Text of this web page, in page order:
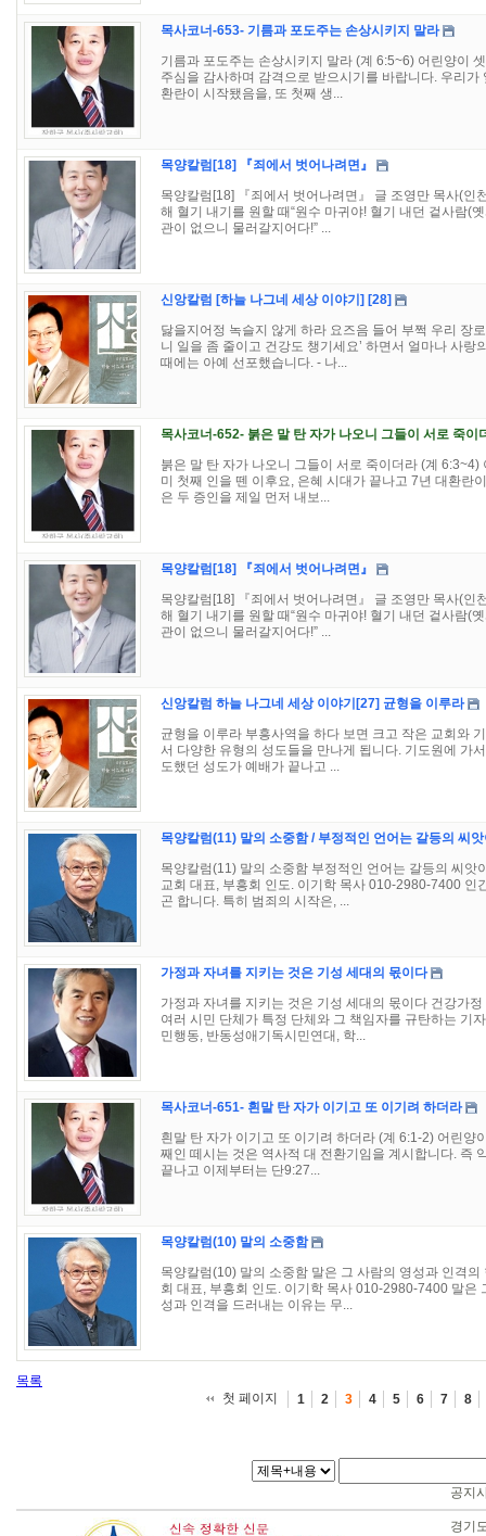
목사코너-653- 기름과 포도주는 손상시키지 말라
기름과 포도주는 손상시키지 말라 (계 6:5~6) 어린양이
주심을 감사하며 감격으로 받으시기를 바랍니다. 우리
환란이 시작됐음을, 또 첫째 생...
목양칼럼[18] 『죄에서 벗어나려면』
목양칼럼[18] 『죄에서 벗어나려면』 글 조영만 목사(
해 혈기 내기를 원할 때“원수 마귀야! 혈기 내던 겉사람(
관이 없으니 물러갈지어다!” ...
신앙칼럼 [하늘 나그네 세상 이야기] [28]
닳을지어정 녹슬지 않게 하라 요즈음 들어 부쩍 우리 장
니 일을 좀 줄이고 건강도 챙기세요’ 하면서 얼마나 사
때에는 아예 선포했습니다. - 나...
목사코너-652- 붉은 말 탄 자가 나오니 그들이 서로 죽이
붉은 말 탄 자가 나오니 그들이 서로 죽이더라 (계
미 첫째 인을 뗀 이후요, 은혜 시대가 끝나고 7년 대환란
은 두 증인을 제일 먼저 내보...
목양칼럼[18] 『죄에서 벗어나려면』
목양칼럼[18] 『죄에서 벗어나려면』 글 조영만 목사(
해 혈기 내기를 원할 때“원수 마귀야! 혈기 내던 겉사람(
관이 없으니 물러갈지어다!” ...
신앙칼럼 하늘 나그네 세상 이야기[27] 균형을 이루라
균형을 이루라 부흥사역을 하다 보면 크고 작은 교회와
서 다양한 유형의 성도들을 만나게 됩니다. 기도원에 가
도했던 성도가 예배가 끝나고 ...
목양칼럼(11) 말의 소중함 / 부정적인 언어는 갈등의 씨
목양칼럼(11) 말의 소중함 부정적인 언어는 갈등의 씨
교회 대표, 부흥회 인도. 이기학 목사 010-2980-7400 인
곤 합니다. 특히 범죄의 시작은, ...
가정과 자녀를 지키는 것은 기성 세대의 몫이다
가정과 자녀를 지키는 것은 기성 세대의 몫이다 건강가
여러 시민 단체가 특정 단체와 그 책임자를 규탄하는 기
민행동, 반동성애기독시민연대, 학...
목사코너-651- 흰말 탄 자가 이기고 또 이기려 하더라
흰말 탄 자가 이기고 또 이기려 하더라 (계 6:1-2) 어린양
째인 떼시는 것은 역사적 대 전환기임을 계시합니다. 즉
끝나고 이제부터는 단9:27...
목양칼럼(10) 말의 소중함
목양칼럼(10) 말의 소중함 말은 그 사람의 영성과 인격
회 대표, 부흥회 인도. 이기학 목사 010-2980-7400 말은
성과 인격을 드러내는 이유는 무...
목록
첫 페이지
1 2 3 4 5 6 7 8
공지
경기